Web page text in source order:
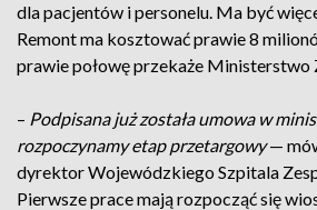
dla pacjentów i personelu. Ma być
Remont ma kosztować prawie 8
prawie połowę przekaże Ministerstwo
– Podpisana już została umowa w
rozpoczynamy etap przetargowy—
dyrektor Wojewódzkiego Szpitala
Pierwsze prace mają rozpocząć się